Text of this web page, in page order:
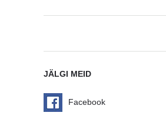
JÄLGI MEID
Facebook